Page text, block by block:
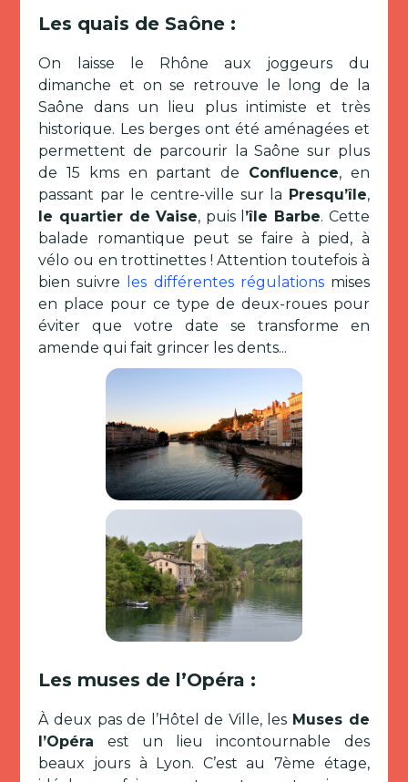
Les quais de Saône :
On laisse le Rhône aux joggeurs du
dimanche et on se retrouve le long de la
Saône dans un lieu plus intimiste et très
historique. Les berges ont été aménagées et
permettent de parcourir la Saône sur plus
de 15 kms en partant de Confluence, en
passant par le centre-ville sur la Presqu’île,
le quartier de Vaise, puis l ’île Barbe. Cette
balade romantique peut se faire à pied, à
vélo ou en trottinettes ! Attention toutefois à
bien suivre
les différentes régulations mises
en place pour ce type de deux-roues pour
éviter que votre date se transforme en
amende qui fait grincer les dents...
Les muses de l’Opéra :
À deux pas de l’Hôtel de Ville, les Muses de
l’Opéra est un lieu incontournable des
beaux jours à Lyon. C’est au 7ème étage,